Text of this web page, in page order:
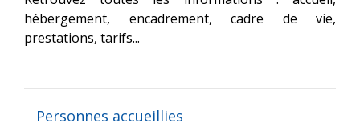
hébergement, encadrement, cadre de vie,
prestations, tarifs...
Personnes accueillies